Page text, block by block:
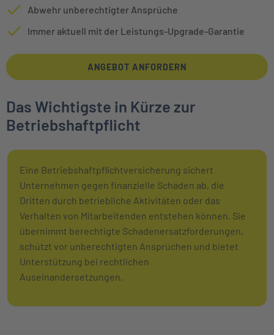
Abwehr unberechtigter Ansprüche
Immer aktuell mit der Leistungs-Upgrade-Garantie
ANGEBOT ANFORDERN
Das Wichtigste in Kürze zur
Betriebshaftpflicht
Eine Betriebshaftpflichtversicherung sichert
Unternehmen gegen finanzielle Schäden ab, die
Dritten durch betriebliche Aktivitäten oder das
Verhalten von Mitarbeitenden entstehen können. Sie
übernimmt berechtigte Schadenersatzforderungen,
schützt vor unberechtigten Ansprüchen und bietet
Unterstützung bei rechtlichen
Auseinandersetzungen.